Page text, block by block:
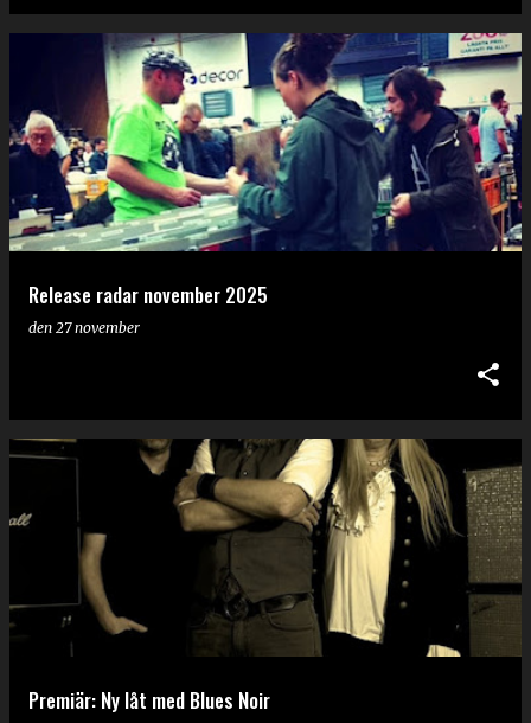
Release radar november 2025
den 27 november
Premiär: Ny låt med Blues Noir